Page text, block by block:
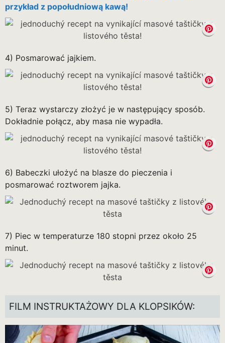
przykład z popołudniową kawą!
4) Posmarować jajkiem.
5) Teraz wystarczy złożyć je w następujący sposób.
Dokładnie połącz, aby masa nie wypadła.
6) Babeczki ułożyć na blasze do pieczenia i
posmarować roztworem jajka.
7) Piec w temperaturze 180 stopni przez około 25
minut.
FILM INSTRUKTAŻOWY DLA KLOPSIKÓW: